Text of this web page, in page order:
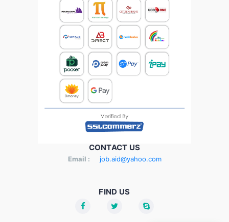
CONTACT US
Email : job.aid@yahoo.com
FIND US